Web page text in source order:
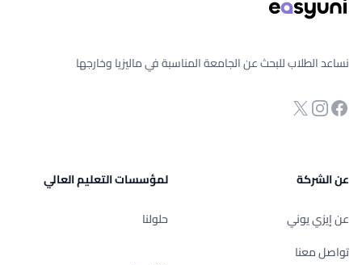
نساعد الطلاب للبحث عن الجامعة المناسبة في ماليزيا وخارجها
صفحة الفيسبوك
انستجرام
Twitter
عن الشركة
عن إيزي يوني
تواصل معنا
لمؤسسات التعليم العالي
حلولنا